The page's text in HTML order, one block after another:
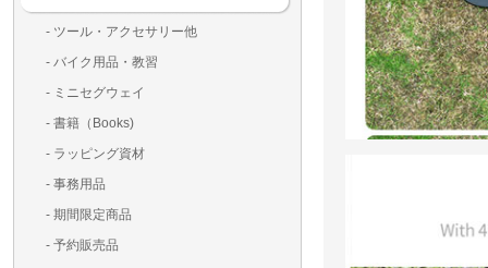
- ツール・アクセサリー他
ランディングパッド
工具類
固定系（グルー・バン
ド・粘着）
メインブレード・プロ
ラ調整器具
BOX・ケース・バッグ
測定器・テスター・チ
LED（装飾・バッテリー
アラーム）
アンテナ類
その他
- バイク用品・教習
- ミニセグウェイ
- 書籍（Books)
- ラッピング資材
- 事務用品
- 期間限定商品
- 予約販売品